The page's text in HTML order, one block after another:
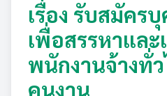
เรื่อง รับสมัคร
เพื่อสรรหาและ
พนักงานจ้างทั่
คนงาน